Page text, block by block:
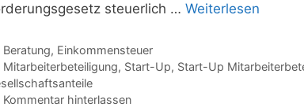
steuerlich … Weiterlesen
Kategorien
Beratung, Einkommensteuer
Schlagwörter
Mitarbeiterbeteiligung, Start-Up, Start-Up
Kommentar hinterlassen